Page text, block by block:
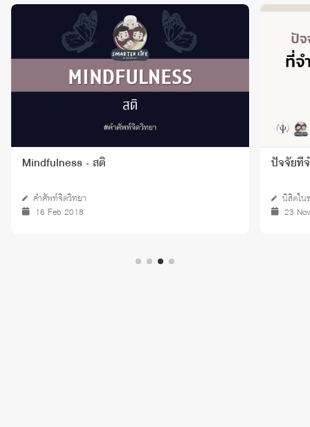
Mindfulness - สติ
คำศัพท์จิตวิทยา
16 Feb 2018
ปัจจัยที่
นิสิตใน
23